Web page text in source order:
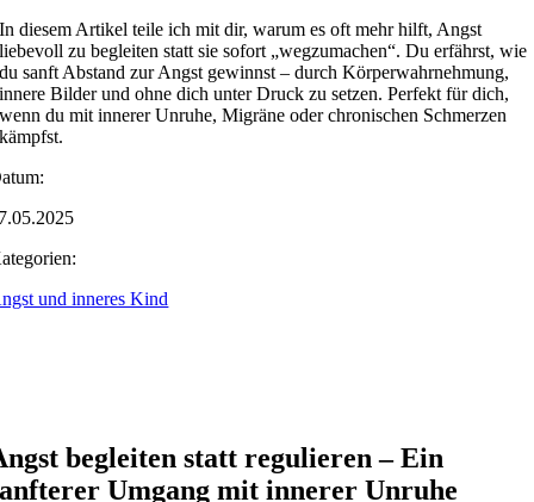
In diesem Artikel teile ich mit dir, warum es oft mehr hilft, Angst
liebevoll zu begleiten statt sie sofort „wegzumachen“. Du erfährst, wie
du sanft Abstand zur Angst gewinnst – durch Körperwahrnehmung,
innere Bilder und ohne dich unter Druck zu setzen. Perfekt für dich,
wenn du mit innerer Unruhe, Migräne oder chronischen Schmerzen
kämpfst.
und inneres Kind
begleiten statt regulieren – Ein
Umgang mit innerer Unruhe